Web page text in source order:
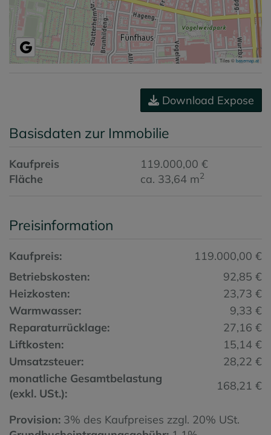
Tiles ©basemap.at
Download Expose
Basisdaten zur Immobilie
Kaufpreis
119.000,00 €
Fläche
ca. 33,64 m2
Preisinformation
Kaufpreis:
119.000,00 €
Betriebskosten:
92,85 €
Heizkosten:
23,73 €
Warmwasser:
9,33 €
Reparaturrücklage:
27,16 €
Liftkosten:
15,14 €
Umsatzsteuer:
28,22 €
monatliche Gesamtbelastung
(exkl. USt.):
168,21 €
Provision: 3% des Kaufpreises zzgl. 20% USt.